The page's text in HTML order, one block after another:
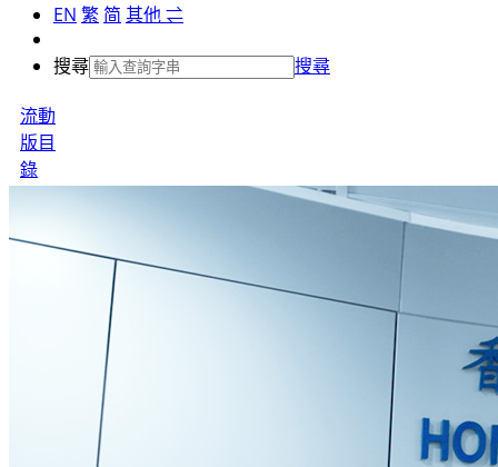
EN 繁 简 其他 ⇌
搜尋 搜尋
流動
版目
錄